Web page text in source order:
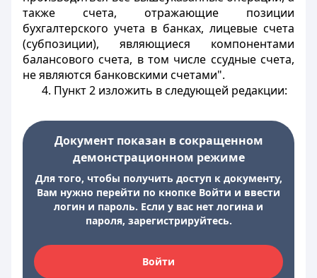
также счета, отражающие позиции
бухгалтерского учета в банках, лицевые счета
(субпозиции), являющиеся компонентами
балансового счета, в том числе ссудные счета,
не являются банковскими счетами".
4. Пункт 2 изложить в следующей редакции:
Документ показан в сокращенном
демонстрационном режиме
Для того, чтобы получить доступ к документу,
Вам нужно перейти по кнопке Войти и ввести
логин и пароль. Если у вас нет логина и
пароля, зарегистрируйтесь.
Войти